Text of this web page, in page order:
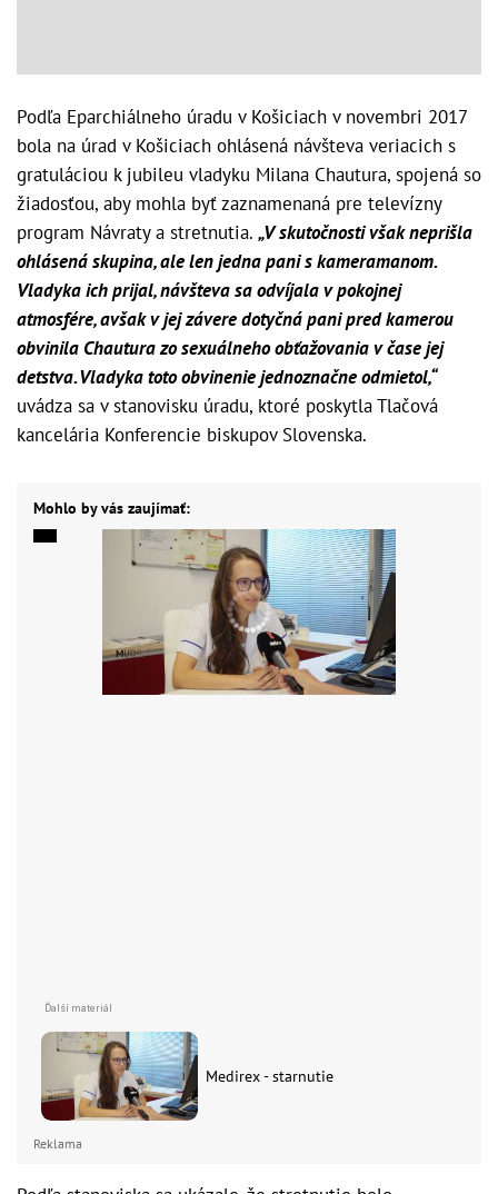
Podľa Eparchiálneho úradu v Košiciach v novembri 2017
bola na úrad v Košiciach ohlásená návšteva veriacich s
gratuláciou k jubileu vladyku Milana Chautura, spojená so
žiadosťou, aby mohla byť zaznamenaná pre televízny
program Návraty a stretnutia. „V skutočnosti však neprišla
ohlásená skupina, ale len jedna pani s kameramanom.
Vladyka ich prijal, návšteva sa odvíjala v pokojnej
atmosfére, avšak v jej závere dotyčná pani pred kamerou
obvinila Chautura zo sexuálneho obťažovania v čase jej
detstva. Vladyka toto obvinenie jednoznačne odmietol,“
uvádza sa v stanovisku úradu, ktoré poskytla Tlačová
kancelária Konferencie biskupov Slovenska.
Mohlo by vás zaujímať:
Medirex - starnutie
Reklama